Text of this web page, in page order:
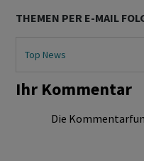
THEMEN PER E-MAIL
Top News
Ihr Kommentar
Die